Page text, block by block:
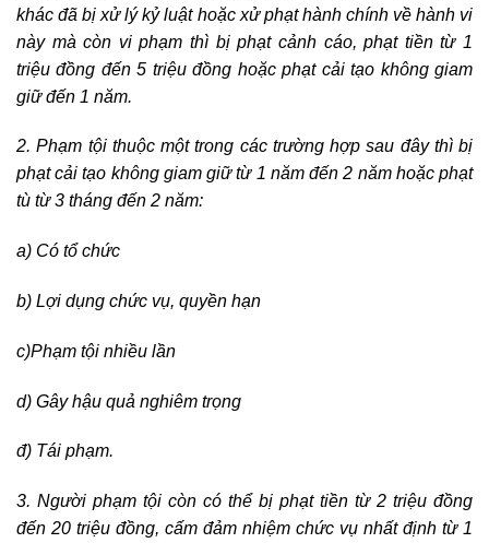
khác đã bị xử lý kỷ luật hoặc xử phạt hành chính về hành vi
này mà còn vi phạm thì bị phạt cảnh cáo, phạt tiền từ 1
triệu đồng đến 5 triệu đồng hoặc phạt cải tạo không giam
giữ đến 1 năm.
2. Phạm tội thuộc một trong các trường hợp sau đây thì bị
phạt cải tạo không giam giữ từ 1 năm đến 2 năm hoặc phạt
tù từ 3 tháng đến 2 năm:
a) Có tổ chức
b) Lợi dụng chức vụ, quyền hạn
c)Phạm tội nhiều lần
d) Gây hậu quả nghiêm trọng
đ) Tái phạm.
3. Người phạm tội còn có thể bị phạt tiền từ 2 triệu đồng
đến 20 triệu đồng, cấm đảm nhiệm chức vụ nhất định từ 1